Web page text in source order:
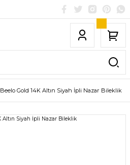
Beelo Gold 14K Altın Siyah İpli Nazar Bileklik